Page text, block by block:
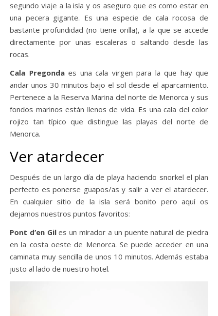
segundo viaje a la isla y os aseguro que es como estar en
una pecera gigante. Es una especie de cala rocosa de
bastante profundidad (no tiene orilla), a la que se accede
directamente por unas escaleras o saltando desde las
rocas.
Cala Pregondaes una cala virgen para la que hay que
andar unos 30 minutos bajo el sol desde el aparcamiento.
Pertenece a la Reserva Marina del norte de Menorca y sus
fondos marinos están llenos de vida. Es una cala del color
rojizo tan típico que distingue las playas del norte de
Menorca.
Ver atardecer
Después de un largo día de playa haciendo snorkel el plan
perfecto es ponerse guapos/as y salir a ver el atardecer.
En cualquier sitio de la isla será bonito pero aquí os
dejamos nuestros puntos favoritos:
Pont d’en Giles un mirador a un puente natural de piedra
en la costa oeste de Menorca. Se puede acceder en una
caminata muy sencilla de unos 10 minutos. Además estaba
justo al lado de nuestro hotel.